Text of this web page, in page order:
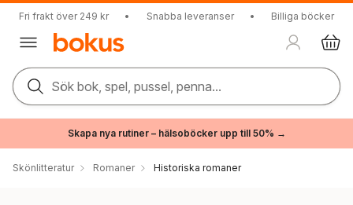
Fri frakt över 249 kr • Snabba leveranser • Billiga böcker
Sök bok, spel, pussel, penna...
Skapa nya rutiner – hälsoböcker upp till 50% →
Skönlitteratur Romaner Historiska romaner